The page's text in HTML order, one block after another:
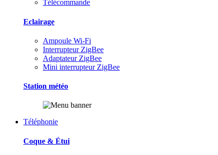
Télécommande
Eclairage
Ampoule Wi-Fi
Interrupteur ZigBee
Adaptateur ZigBee
Mini interrupteur ZigBee
Station météo
Téléphonie
Coque & Étui